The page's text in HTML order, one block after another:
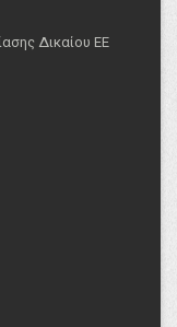
Δικαίου ΕΕ